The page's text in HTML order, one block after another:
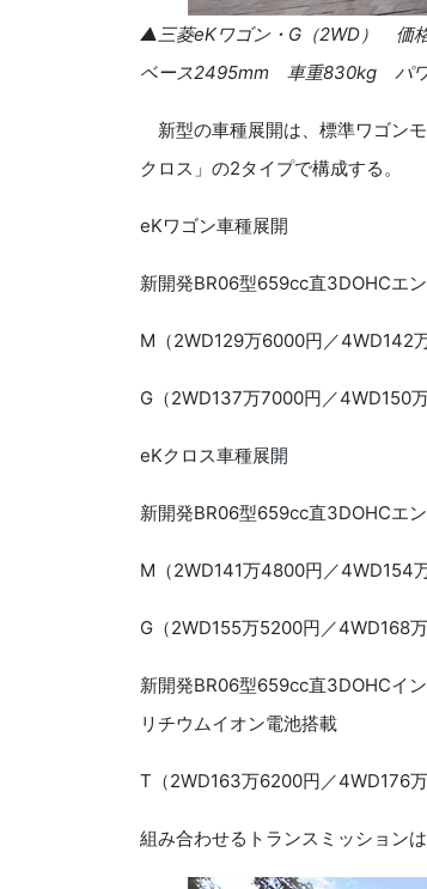
▲三菱eKワゴン・ G （2WD ） 価
ベース2495mm 車重830kg パ
新型の車種展開は、標準ワゴン
クロス」の2タイプで構成する。
eKワゴン車種展開
新開発BR06型659cc直3DOHCエ
M （2WD129万6000円／4WD142
G （2WD137万7000円／4WD150
eKクロス車種展開
新開発BR06型659cc直3DOHCエ
M （2WD141万4800円／4WD154
G （2WD155万5200円／4WD168万
新開発BR06型659cc直3DOHCイ
リチウムイオン電池搭載
T （2WD163万6200円／4WD176万
組み合わせるトランスミッション